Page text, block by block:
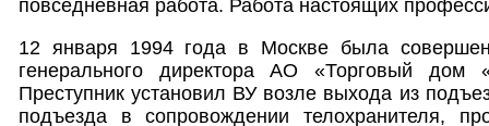
повседневная работа. Работа настоящих
12 января 1994 года в Москве была
генерального директора АО «Торговый дом
Преступник установил ВУ возле выхода из
подъезда в сопровождении телохранителя,